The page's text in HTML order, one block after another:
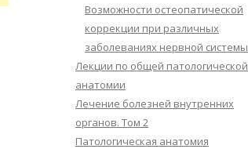
Возможности остеопатической
коррекции при различных
заболеваниях нервной системы
Лекции по общей патологической
анатомии
Лечение болезней внутренних
органов. Том 2
Патологическая анатомия